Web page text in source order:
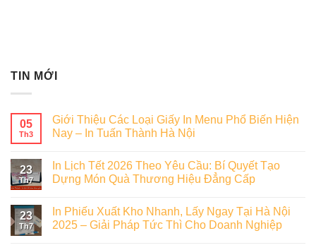
TIN MỚI
05
Th3
Giới Thiệu Các Loại Giấy In Menu Phổ Biến Hiện
Nay – In Tuấn Thành Hà Nội
23
Th7
In Lịch Tết 2026 Theo Yêu Cầu: Bí Quyết Tạo
Dựng Món Quà Thương Hiệu Đẳng Cấp
23
Th7
In Phiếu Xuất Kho Nhanh, Lấy Ngay Tại Hà Nội
2025 – Giải Pháp Tức Thì Cho Doanh Nghiệp